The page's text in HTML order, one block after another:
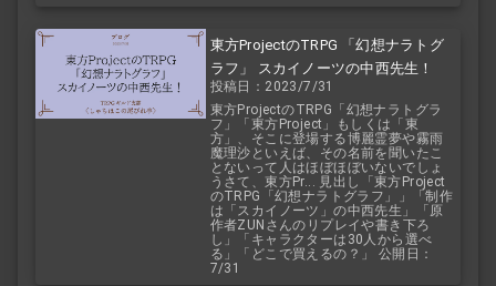
東方ProjectのTRPG 「幻想ナラトグ
ラフ」 スカイノーツの中西先生！
投稿日：2023/7/31
東方ProjectのTRPG「幻想ナラトグラ
フ」「東方Project」もしくは「東
方」、そこに登場する博麗霊夢や霧雨
魔理沙といえば、その名前を聞いたこ
とないって人はほぼほぼいないでしょ
うさて、東方Pr... 見出し「東方Project
のTRPG「幻想ナラトグラフ」」「制作
は「スカイノーツ」の中西先生」「原
作者ZUNさんのリプレイや書き下ろ
し」「キャラクターは30人から選べ
る」「どこで買えるの？」 公開日：
7/31